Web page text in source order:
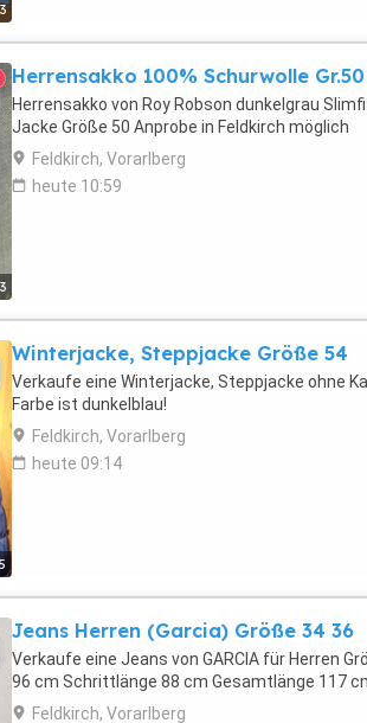
3
3
Herrensakko 100% Schurwolle
Herrensakko von Roy Robson dunkelgrau
Jacke Größe 50 Anprobe in Feldkirch möglich
Feldkirch, Vorarlberg
heute 10:59
5
Winterjacke, Steppjacke Größe 54
Verkaufe eine Winterjacke, Steppjacke ohne
Farbe ist dunkelblau!
Feldkirch, Vorarlberg
heute 09:14
Jeans Herren (Garcia) Größe 34 36
Verkaufe eine Jeans von GARCIA für Herren
96 cm Schrittlänge 88 cm Gesamtlänge 117
Feldkirch, Vorarlberg